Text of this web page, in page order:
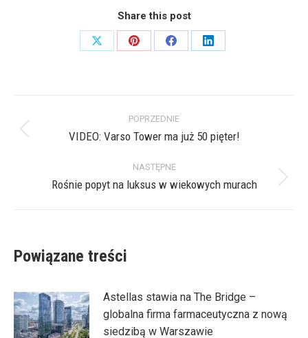
Share this post
Share
Share
Share
Share
wpisów
POPRZEDNIE
Poprzedni
VIDEO: Varso Tower ma już 50 pięter!
NASTĘPNE
Następny
Rośnie popyt na luksus w wiekowych murach
Powiązane treści
Astellas stawia na The Bridge –
globalna firma farmaceutyczna z nową
siedzibą w Warszawie